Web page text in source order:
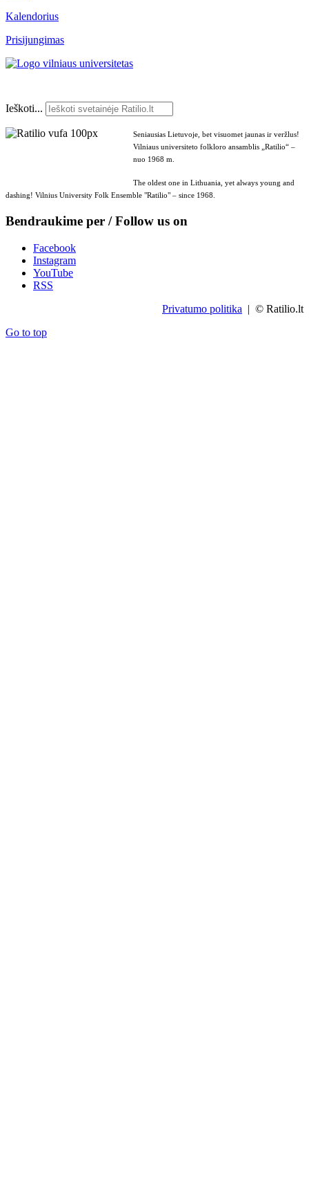
Kalendorius
Prisijungimas
Ieškoti...
Seniausias Lietuvoje, bet visuomet jaunas ir veržlus!
Vilniaus universiteto folkloro ansamblis „Ratilio“ –
nuo 1968 m.
The oldest one in Lithuania, yet always young and
dashing! Vilnius University Folk Ensemble "Ratilio" – since 1968.
Bendraukime per / Follow us on
Facebook
Instagram
YouTube
RSS
Privatumo politika | © Ratilio.lt
Go to top